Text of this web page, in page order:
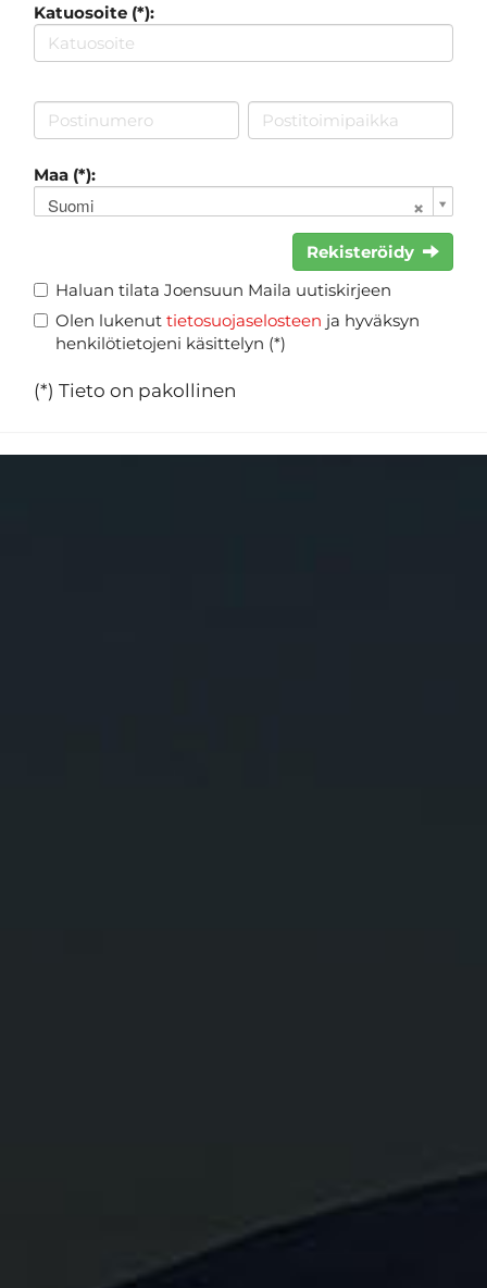
Katuosoite (*):
Maa (*):
Suomi
Rekisteröidy
Haluan tilata Joensuun Maila uutiskirjeen
Olen lukenut tietosuojaselosteen ja hyväksyn
henkilötietojeni käsittelyn (*)
(*) Tieto on pakollinen